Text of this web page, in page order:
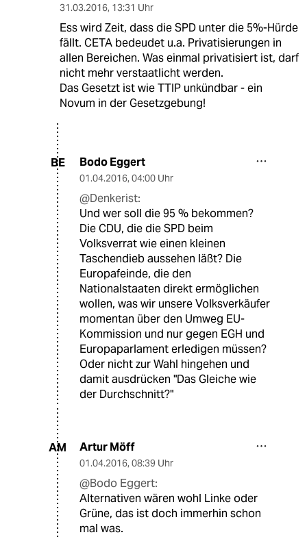
31.03.2016, 13:31 Uhr
Ess wird Zeit, dass die SPD unter die 5%-Hürde
fällt. CETA bedeudet u.a. Privatisierungen in
allen Bereichen. Was einmal privatisiert ist, darf
nicht mehr verstaatlicht werden.
Das Gesetzt ist wie TTIP unkündbar - ein
Novum in der Gesetzgebung!
BE Bodo Eggert
01.04.2016, 04:00 Uhr
@Denkerist:
Und wer soll die 95 % bekommen?
Die CDU, die die SPD beim
Volksverrat wie einen kleinen
Taschendieb aussehen läßt? Die
Europafeinde, die den
Nationalstaaten direkt ermöglichen
wollen, was wir unsere Volksverkäufer
momentan über den Umweg EU-
Kommission und nur gegen EGH und
Europaparlament erledigen müssen?
Oder nicht zur Wahl hingehen und
damit ausdrücken "Das Gleiche wie
der Durchschnitt?"
AM Artur Möff
01.04.2016, 08:39 Uhr
@Bodo Eggert:
Alternativen wären wohl Linke oder
Grüne, das ist doch immerhin schon
mal was.